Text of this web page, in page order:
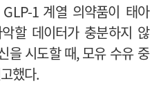
GLP-1 계열 의약품이 태아
할 데이터가 충분하지 않
을 시도할 때,모유 수유 중
했다.